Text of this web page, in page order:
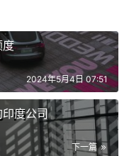
度
2024年5月4日 07:51
度公司
下一篇